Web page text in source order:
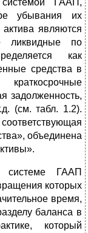
ГААП,
убывания их
являются
ликвидные по
как
средства в
задолженность,
(см. табл. 1.2).
объединена
системе ГААП
которых
время,
баланса в
который